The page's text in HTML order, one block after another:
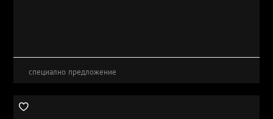
специално предложение